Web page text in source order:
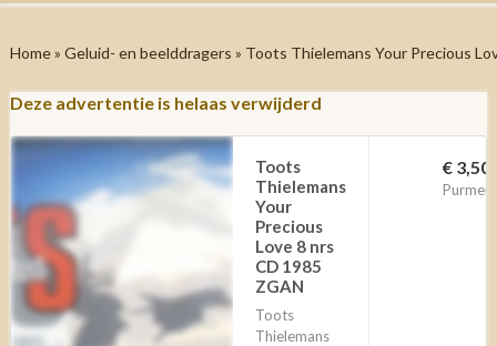
Home» Geluid- en beelddragers » Toots Thielemans Your Precious
Deze advertentie is helaas verwijderd
Toots
Thielemans
Your
Precious
Love 8 nrs
CD 1985
ZGAN
Toots
Thielemans
€ 3,50